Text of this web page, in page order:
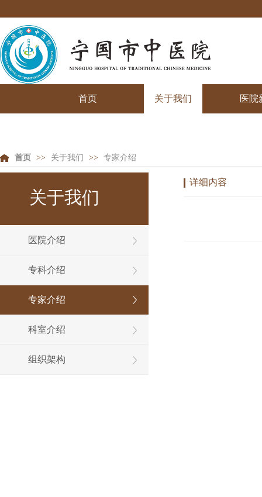
首页 关于我们 医院
首页 >> 关于我们 >> 专家介绍
关于我们
医院介绍
专科介绍
专家介绍
科室介绍
组织架构
详细内容